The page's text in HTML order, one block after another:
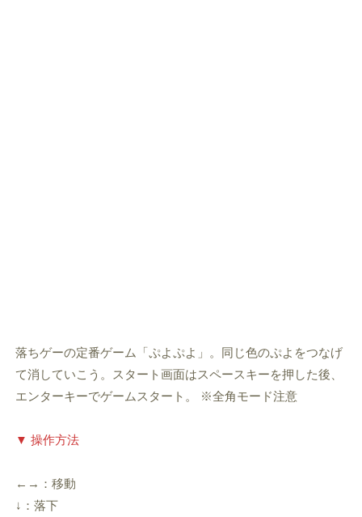
落ちゲーの定番ゲーム「ぷよぷよ」。同じ色のぷよをつなげ
て消していこう。スタート画面はスペースキーを押した後、
エンターキーでゲームスタート。 ※全角モード注意
▼ 操作方法
←→：移動
↓：落下